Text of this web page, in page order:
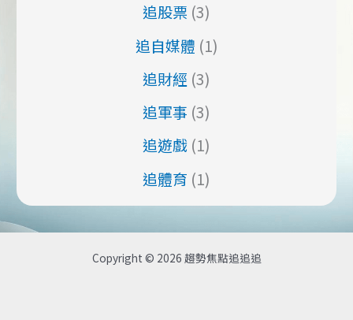
追股票 (3)
追自媒體 (1)
追財經 (3)
追軍事 (3)
追遊戲 (1)
追體育 (1)
Copyright © 2026 趨勢焦點追追追